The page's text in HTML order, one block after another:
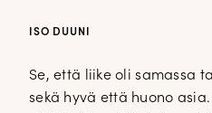
ISO DUUNI
Se, että liike oli samassa
sekä hyvä että huono